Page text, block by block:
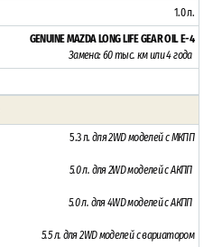
1.0 л.
GENUINE MAZDA LONG LIFE GEAR OIL E-4
Замена: 60 тыс. км или 4 года
5.3 л. для 2WD моделей с МКПП
5.0 л. для 2WD моделей с АКПП
5.0 л. для 4WD моделей с АКПП
5.5 л. для 2WD моделей с вариатором